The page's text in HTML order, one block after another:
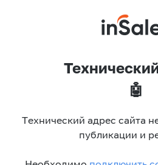
🤖
Технический адрес сайта
публикации и